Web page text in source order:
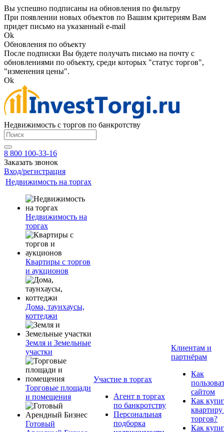
Вы успешно подписаны на обновления по фильтру
При появлении новых объектов по Вашим критериям Вам
придет письмо на указанный e-mail
Ok
Обновления по объекту
После подписки Вы будете получать письмо на почту с
обновлениями по объекту, среди которых "статус торгов",
"изменения цены".
Ok
Недвижимость с торгов по банкротству
8 800 100-33-16
Заказать звонок
Вход/регистрация
Недвижимость на торгах
Недвижимость на
торгах
Квартиры с торгов
и аукционов
Дома, таунхаусы,
коттеджи
Земля и Земельные
участки
Торговые площади
и помещения
Готовый
Участие в торгах
Агент в торгах
по банкротству
Персональная
подборка
Клиентам и
партнёрам
Как
сайтом
Как
квартиру
торгов?
Как